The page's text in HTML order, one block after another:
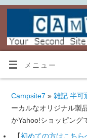
メニュー
Campsite7 » 雑記 半可
ーカルなオリジナル製
かYahoo!ショッピング
【初めての方はこちら